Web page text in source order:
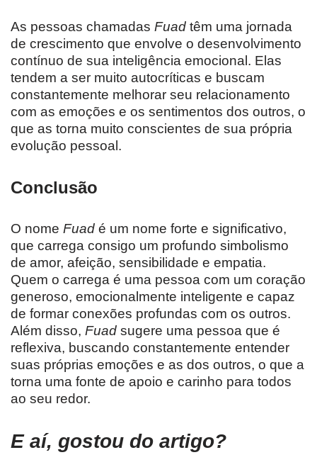
As pessoas chamadas Fuad têm uma jornada
de crescimento que envolve o desenvolvimento
contínuo de sua inteligência emocional. Elas
tendem a ser muito autocríticas e buscam
constantemente melhorar seu relacionamento
com as emoções e os sentimentos dos outros, o
que as torna muito conscientes de sua própria
evolução pessoal.
Conclusão
O nome Fuad é um nome forte e significativo,
que carrega consigo um profundo simbolismo
de amor, afeição, sensibilidade e empatia.
Quem o carrega é uma pessoa com um coração
generoso, emocionalmente inteligente e capaz
de formar conexões profundas com os outros.
Além disso, Fuad sugere uma pessoa que é
reflexiva, buscando constantemente entender
suas próprias emoções e as dos outros, o que a
torna uma fonte de apoio e carinho para todos
ao seu redor.
E aí, gostou do artigo?